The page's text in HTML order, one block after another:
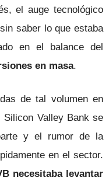
el auge tecnológico
saber lo que estaba
en el balance del
en masa.
de tal volumen en
Valley Bank se
y el rumor de la
en el sector.
necesitaba levantar